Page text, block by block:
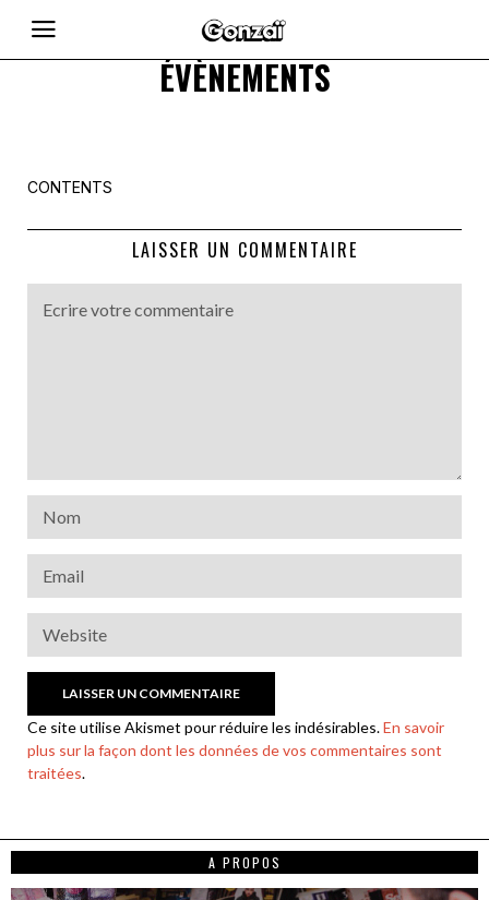
ÉVÈNEMENTS
CONTENTS
LAISSER UN COMMENTAIRE
Ce site utilise Akismet pour réduire les indésirables.En savoir
plus sur la façon dont les données de vos commentaires sont
traitées.
A PROPOS